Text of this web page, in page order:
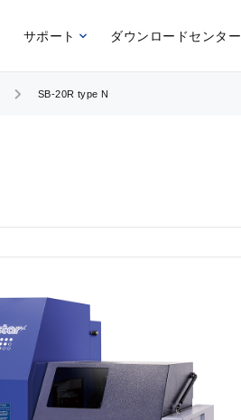
サポート ダウンロードセンター
SB-20R type N